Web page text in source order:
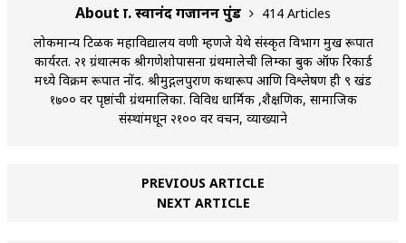
About प्रा. स्वानंद गजानन पुंड
414 Articles
लोकमान्य टिळक महाविद्यालय वणी म्हणजे येथे संस्कृत विभाग प्रमुख रूपात
कार्यरत. २१ ग्रंथात्मक श्रीगणेशोपासना ग्रंथमालेची लिम्का बुक ऑफ रिकार्ड
मध्ये विक्रम रूपात नोंद. श्रीमुद्गलपुराण कथारूप आणि विश्लेषण ही ९ खंड
१७०० वर पृष्ठांची ग्रंथमालिका. विविध धार्मिक ,शैक्षणिक, सामाजिक
संस्थांमधून २१०० वर प्रवचन, व्याख्याने
PREVIOUS ARTICLE
NEXT ARTICLE